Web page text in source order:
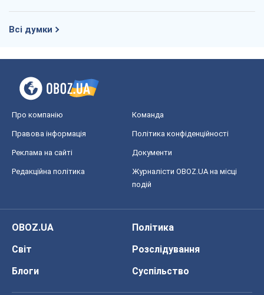
Всі думки
Про компанію Команда
Правова інформація Політика конфіденційності
Реклама на сайті Документи
Редакційна політика
Журналісти OBOZ.UA на місці
подій
OBOZ.UA
Політика
Світ
Розслідування
Блоги
Суспільство